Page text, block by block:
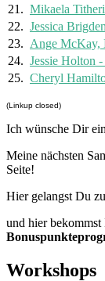
21. Mikaela
22. Jessica
23. Ange McKay,
24. Jessie Holton
25. Cheryl
(Linkup closed)
Ich wünsche Dir
Meine nächsten
Seite!
Hier gelangst Du
und hier
Workshops